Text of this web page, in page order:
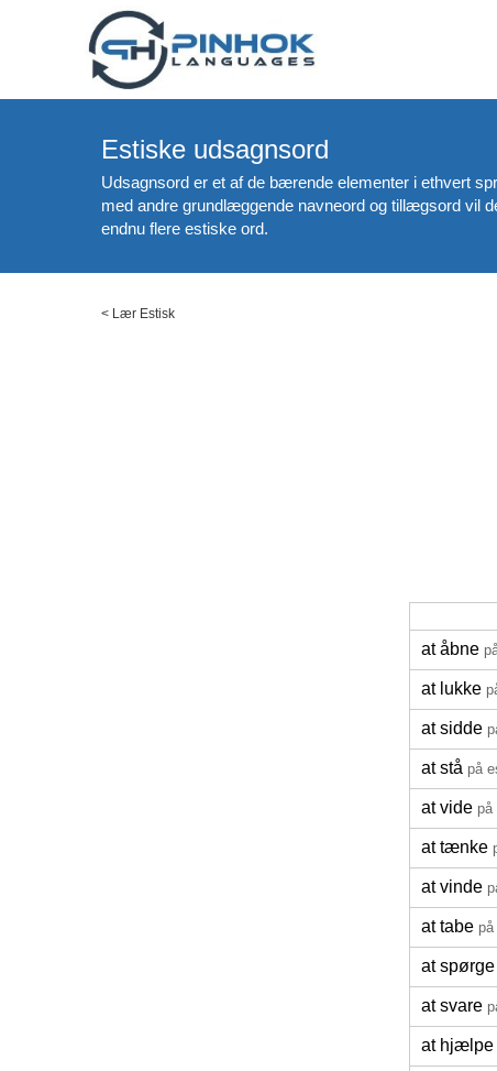
Estiske udsagnsord
Udsagnsord er et af de bærende elementer i ethvert
med andre grundlæggende navneord og tillægsord vil
endnu flere estiske ord.
< Lær Estisk
at åbne
at lukke
at sidde
at stå på
at vide
at tænke
at vinde
at tabe
at spørge
at svare
at hjælpe